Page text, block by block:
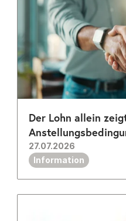
Der Lohn allein
27.07.2026
Information